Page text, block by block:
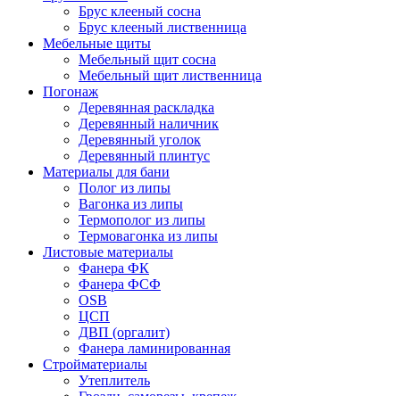
Брус клееный сосна
Брус клееный лиственница
Мебельные щиты
Мебельный щит сосна
Мебельный щит лиственница
Погонаж
Деревянная раскладка
Деревянный наличник
Деревянный уголок
Деревянный плинтус
Материалы для бани
Полог из липы
Вагонка из липы
Термополог из липы
Термовагонка из липы
Листовые материалы
Фанера ФК
Фанера ФСФ
OSB
ЦСП
ДВП (оргалит)
Фанера ламинированная
Стройматериалы
Утеплитель